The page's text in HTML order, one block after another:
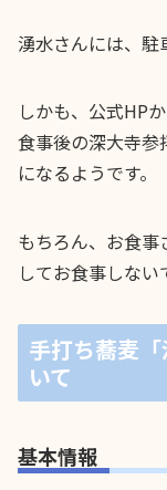
湧水さんには、駐
しかも、公式HP
食事後の深大寺参
になるようです。
もちろん、お食
してお食事しない
手打ち蕎麦
いて
基本情報